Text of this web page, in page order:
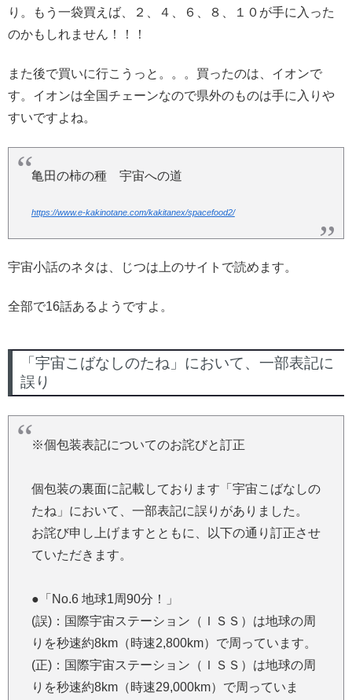
り。もう一袋買えば、２、４、６、８、１０が手に入った
のかもしれません！！！
また後で買いに行こうっと。。。買ったのは、イオンで
す。イオンは全国チェーンなので県外のものは手に入りや
すいですよね。
亀田の柿の種 宇宙への道
https://www.e-kakinotane.com/kakitanex/spacefood2/
宇宙小話のネタは、じつは上のサイトで読めます。
全部で16話あるようですよ。
「宇宙こばなしのたね」において、一部表記に
誤り
※個包装表記についてのお詫びと訂正
個包装の裏面に記載しております「宇宙こばなしの
たね」において、一部表記に誤りがありました。
お詫び申し上げますとともに、以下の通り訂正させ
ていただきます。
●「No.6 地球1周90分！」
(誤)：国際宇宙ステーション（ＩＳＳ）は地球の周
りを秒速約8km（時速2,800km）で周っています。
(正)：国際宇宙ステーション（ＩＳＳ）は地球の周
りを秒速約8km（時速29,000km）で周っていま